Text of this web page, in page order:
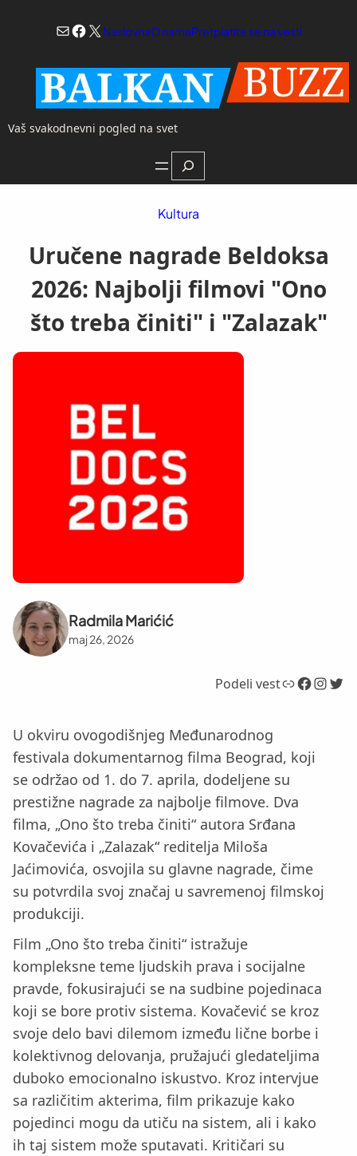
Mail
Facebook
X NaslovnaO namaPretplatite se na vesti
Vaš svakodnevni pogled na svet
Search
Kultura
Uručene nagrade Beldoksa
2026: Najbolji filmovi "Ono
što treba činiti" i "Zalazak"
Radmila Marićić
maj 26, 2026
Podeli vestLink Facebook InstagramTwitter
U okviru ovogodišnjeg Međunarodnog
festivala dokumentarnog filma Beograd, koji
se održao od 1. do 7. aprila, dodeljene su
prestižne nagrade za najbolje filmove. Dva
filma, „Ono što treba činiti“ autora Srđana
Kovačevića i „Zalazak“ reditelja Miloša
Jaćimovića, osvojila su glavne nagrade, čime
su potvrdila svoj značaj u savremenoj filmskoj
produkciji.
Film „Ono što treba činiti“ istražuje
kompleksne teme ljudskih prava i socijalne
pravde, fokusirajući se na sudbine pojedinaca
koji se bore protiv sistema. Kovačević se kroz
svoje delo bavi dilemom između lične borbe i
kolektivnog delovanja, pružajući gledateljima
duboko emocionalno iskustvo. Kroz intervjue
sa različitim akterima, film prikazuje kako
pojedinci mogu da utiču na sistem, ali i kako
ih taj sistem može sputavati. Kritičari su